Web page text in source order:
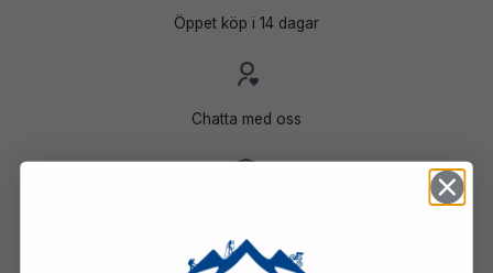
Öppet köp i 14 dagar
Chatta med oss